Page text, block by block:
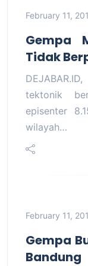
February 11,
Gempa
Tidak
tektonik
episenter
wilayah…
February 11,
Gempa
Bandung